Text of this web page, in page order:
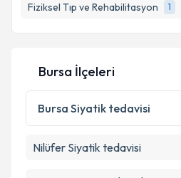
Fiziksel Tıp ve Rehabilitasyon
1
Bursa İlçeleri
Bursa Siyatik tedavisi
Nilüfer Siyatik tedavisi